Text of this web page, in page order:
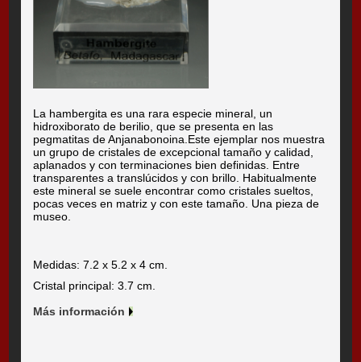
La hambergita es una rara especie mineral, un
hidroxiborato de berilio, que se presenta en las
pegmatitas de Anjanabonoina.Este ejemplar nos muestra
un grupo de cristales de excepcional tamaño y calidad,
aplanados y con terminaciones bien definidas. Entre
transparentes a translúcidos y con brillo. Habitualmente
este mineral se suele encontrar como cristales sueltos,
pocas veces en matriz y con este tamaño. Una pieza de
museo.
Medidas: 7.2 x 5.2 x 4 cm.
Cristal principal: 3.7 cm.
Más información